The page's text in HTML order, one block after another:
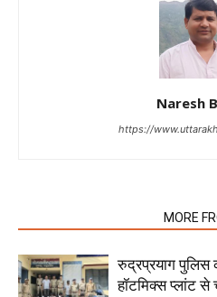
Naresh
https://
MORE
रुद्रप्रयाग पुलिस
हॉटमिक्स प्लांट से